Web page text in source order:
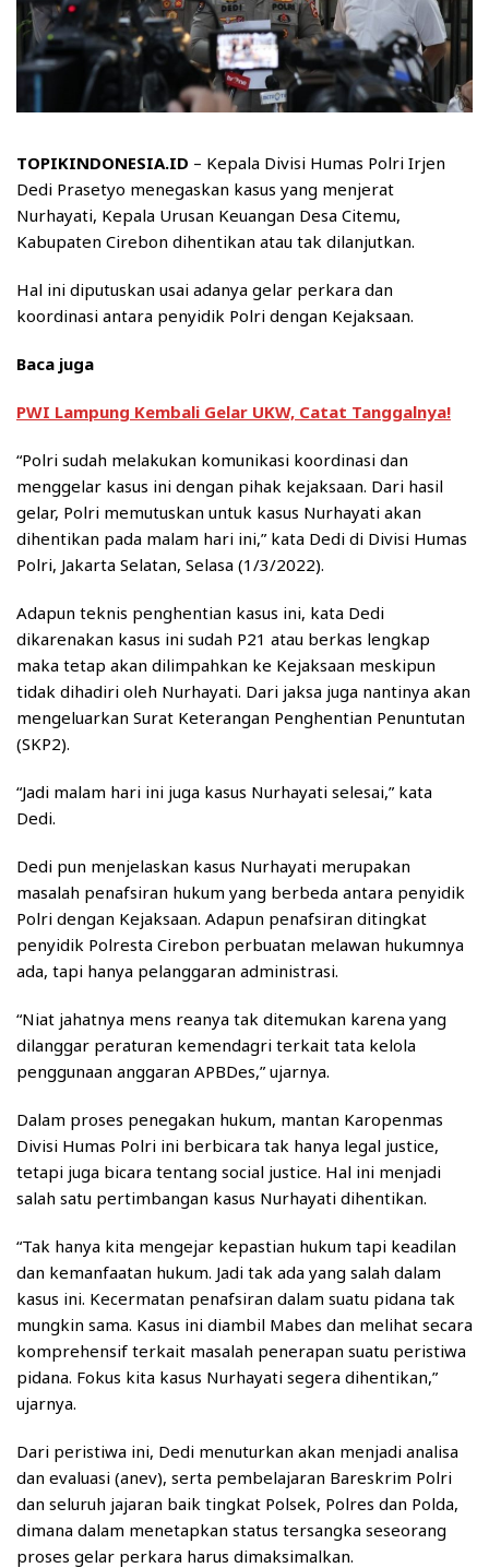
TOPIKINDONESIA.ID – Kepala Divisi Humas Polri Irjen
Dedi Prasetyo menegaskan kasus yang menjerat
Nurhayati, Kepala Urusan Keuangan Desa Citemu,
Kabupaten Cirebon dihentikan atau tak dilanjutkan.
Hal ini diputuskan usai adanya gelar perkara dan
koordinasi antara penyidik Polri dengan Kejaksaan.
Baca juga
PWI Lampung Kembali Gelar UKW, Catat Tanggalnya!
“Polri sudah melakukan komunikasi koordinasi dan
menggelar kasus ini dengan pihak kejaksaan. Dari hasil
gelar, Polri memutuskan untuk kasus Nurhayati akan
dihentikan pada malam hari ini,” kata Dedi di Divisi Humas
Polri, Jakarta Selatan, Selasa (1/3/2022).
Adapun teknis penghentian kasus ini, kata Dedi
dikarenakan kasus ini sudah P21 atau berkas lengkap
maka tetap akan dilimpahkan ke Kejaksaan meskipun
tidak dihadiri oleh Nurhayati. Dari jaksa juga nantinya akan
mengeluarkan Surat Keterangan Penghentian Penuntutan
(SKP2).
“Jadi malam hari ini juga kasus Nurhayati selesai,” kata
Dedi.
Dedi pun menjelaskan kasus Nurhayati merupakan
masalah penafsiran hukum yang berbeda antara penyidik
Polri dengan Kejaksaan. Adapun penafsiran ditingkat
penyidik Polresta Cirebon perbuatan melawan hukumnya
ada, tapi hanya pelanggaran administrasi.
“Niat jahatnya mens reanya tak ditemukan karena yang
dilanggar peraturan kemendagri terkait tata kelola
penggunaan anggaran APBDes,” ujarnya.
Dalam proses penegakan hukum, mantan Karopenmas
Divisi Humas Polri ini berbicara tak hanya legal justice,
tetapi juga bicara tentang social justice. Hal ini menjadi
salah satu pertimbangan kasus Nurhayati dihentikan.
“Tak hanya kita mengejar kepastian hukum tapi keadilan
dan kemanfaatan hukum. Jadi tak ada yang salah dalam
kasus ini. Kecermatan penafsiran dalam suatu pidana tak
mungkin sama. Kasus ini diambil Mabes dan melihat secara
komprehensif terkait masalah penerapan suatu peristiwa
pidana. Fokus kita kasus Nurhayati segera dihentikan,”
ujarnya.
Dari peristiwa ini, Dedi menuturkan akan menjadi analisa
dan evaluasi (anev), serta pembelajaran Bareskrim Polri
dan seluruh jajaran baik tingkat Polsek, Polres dan Polda,
dimana dalam menetapkan status tersangka seseorang
proses gelar perkara harus dimaksimalkan.